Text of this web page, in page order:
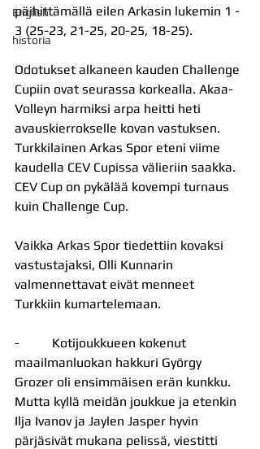
English
historia
päihittämällä eilen Arkasin lukemin 1 -
3 (25-23, 21-25, 20-25, 18-25).
Odotukset alkaneen kauden Challenge
Cupiin ovat seurassa korkealla. Akaa-
Volleyn harmiksi arpa heitti heti
avauskierrokselle kovan vastuksen.
Turkkilainen Arkas Spor eteni viime
kaudella CEV Cupissa välieriin saakka.
CEV Cup on pykälää kovempi turnaus
kuin Challenge Cup.
Vaikka Arkas Spor tiedettiin kovaksi
vastustajaksi, Olli Kunnarin
valmennettavat eivät menneet
Turkkiin kumartelemaan.
-          Kotijoukkueen kokenut
maailmanluokan hakkuri György
Grozer oli ensimmäisen erän kunkku.
Mutta kyllä meidän joukkue ja etenkin
Ilja Ivanov ja Jaylen Jasper hyvin
pärjäsivät mukana pelissä, viestitti